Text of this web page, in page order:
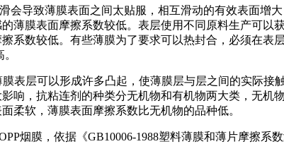
会导致薄膜表面之间太贴服，相互滑动的有效表面增
薄膜表面摩擦系数较低。表层使用不同原料生产可
系数较低。有些薄膜为了要求可以热封合，必须在
表层可以形成许多凸起，使薄膜层与层之间的实际
响，抗粘连剂的种类分无机物和有机物两大类，无
柔软，薄膜表面摩擦系数比无机物的品种低。
烟膜，依据《GB10006-1988塑料薄膜和薄片摩擦